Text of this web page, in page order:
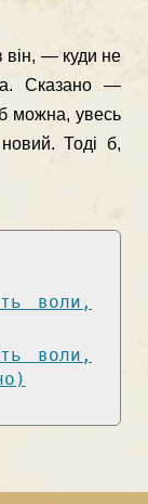
він, — куди не
Сказано —
можна, увесь
Тоді б,
воли,
воли,